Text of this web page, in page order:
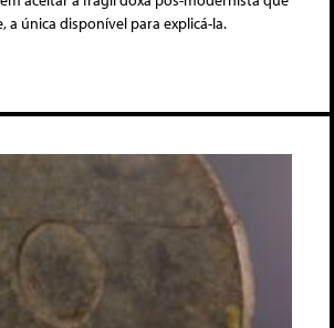
a única disponível para explicá-la.